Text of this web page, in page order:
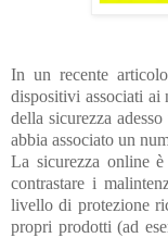
In un recente
dispositivi associati
della sicurezza
abbia associato un
La sicurezza online
contrastare i
livello di protezione
propri prodotti (ad